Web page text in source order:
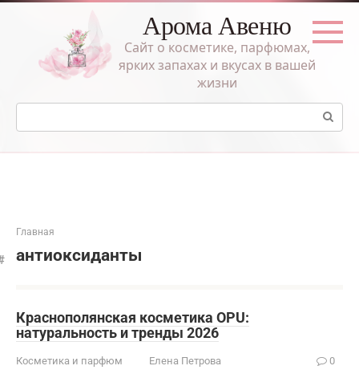
Перейти
Арома Авеню
Сайт о косметике, парфюмах,
ярких запахах и вкусах в вашей
жизни
Поиск:
Главная
антиоксиданты
Краснополянская косметика OPU:
натуральность и тренды 2026
Косметика и парфюм Елена Петрова 0